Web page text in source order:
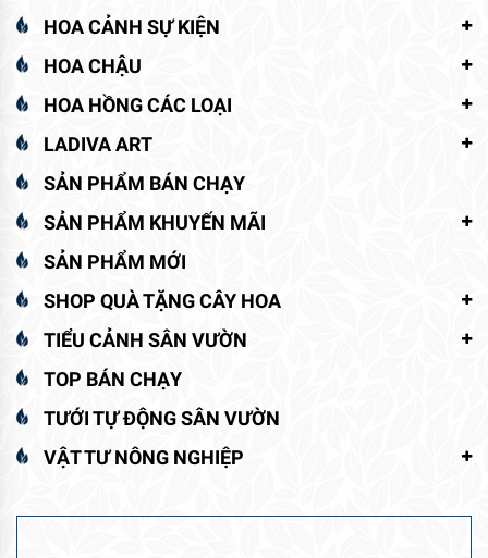
HOA CẢNH SỰ KIỆN
HOA CHẬU
HOA HỒNG CÁC LOẠI
LADIVA ART
SẢN PHẨM BÁN CHẠY
SẢN PHẨM KHUYẾN MÃI
SẢN PHẨM MỚI
SHOP QUÀ TẶNG CÂY HOA
TIỂU CẢNH SÂN VƯỜN
TOP BÁN CHẠY
TƯỚI TỰ ĐỘNG SÂN VƯỜN
VẬT TƯ NÔNG NGHIỆP